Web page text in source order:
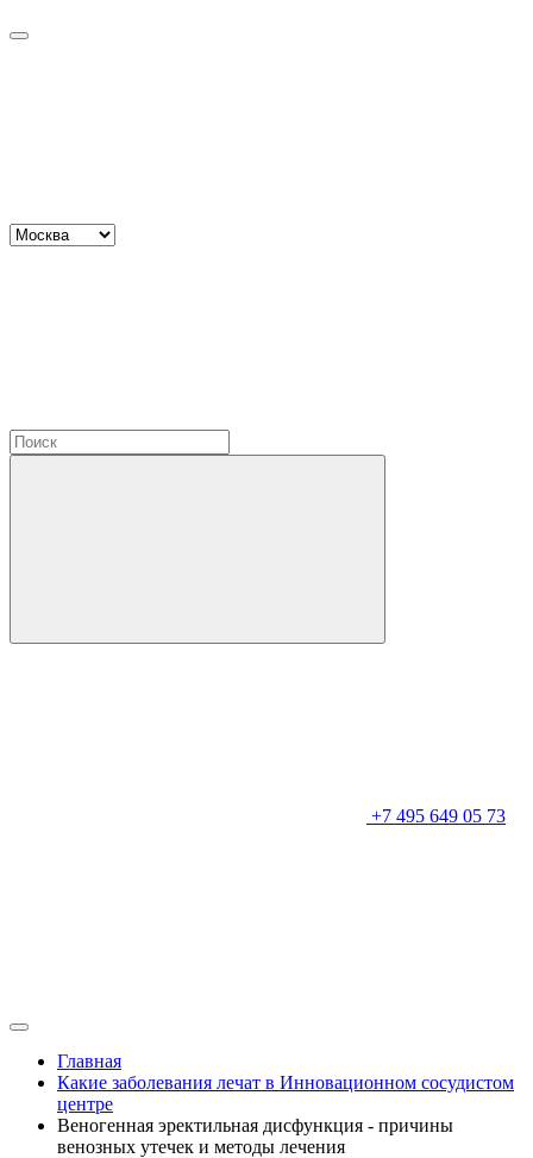
+7 495 649 05 73
Главная
Какие заболевания лечат в Инновационном сосудистом
центре
Веногенная эректильная дисфункция - причины
венозных утечек и методы лечения